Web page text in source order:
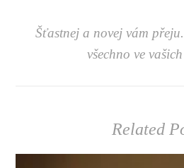
Šťastnej a novej vám
všechno ve
Related